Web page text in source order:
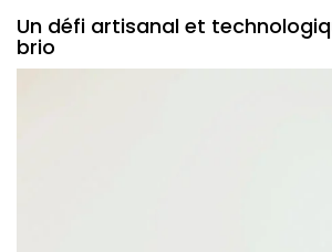
Un défi artisanal et
brio